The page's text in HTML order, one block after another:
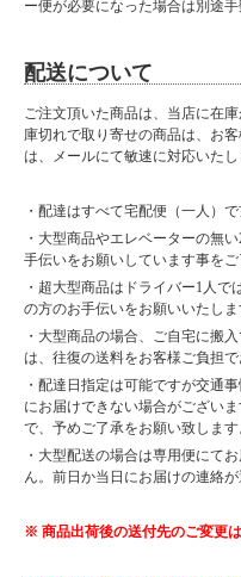
ー便が必要になった場合は別途
配送について
ご注文頂いた商品は、当店に在
庫切れで取り寄せの商品は、お
は、メールにて敏速に対応いたし
・配達はすべて宅配便（一人）
・大型商品やエレベーターの無
手伝いをお願いしています事をご
・超大型商品はドライバー1人
の方のお手伝いをお願いいたしま
・大型商品の場合、ご自宅に搬
は、往復の送料をお客様ご負担
・配達日指定は可能ですが交通
にお届けできない場合がござい
で、予めご了承をお願い致します
・大型配送の場合は専用便にて
ん。前日か当日にお届けの連絡が
※ 商品出荷後の送付先のご変更